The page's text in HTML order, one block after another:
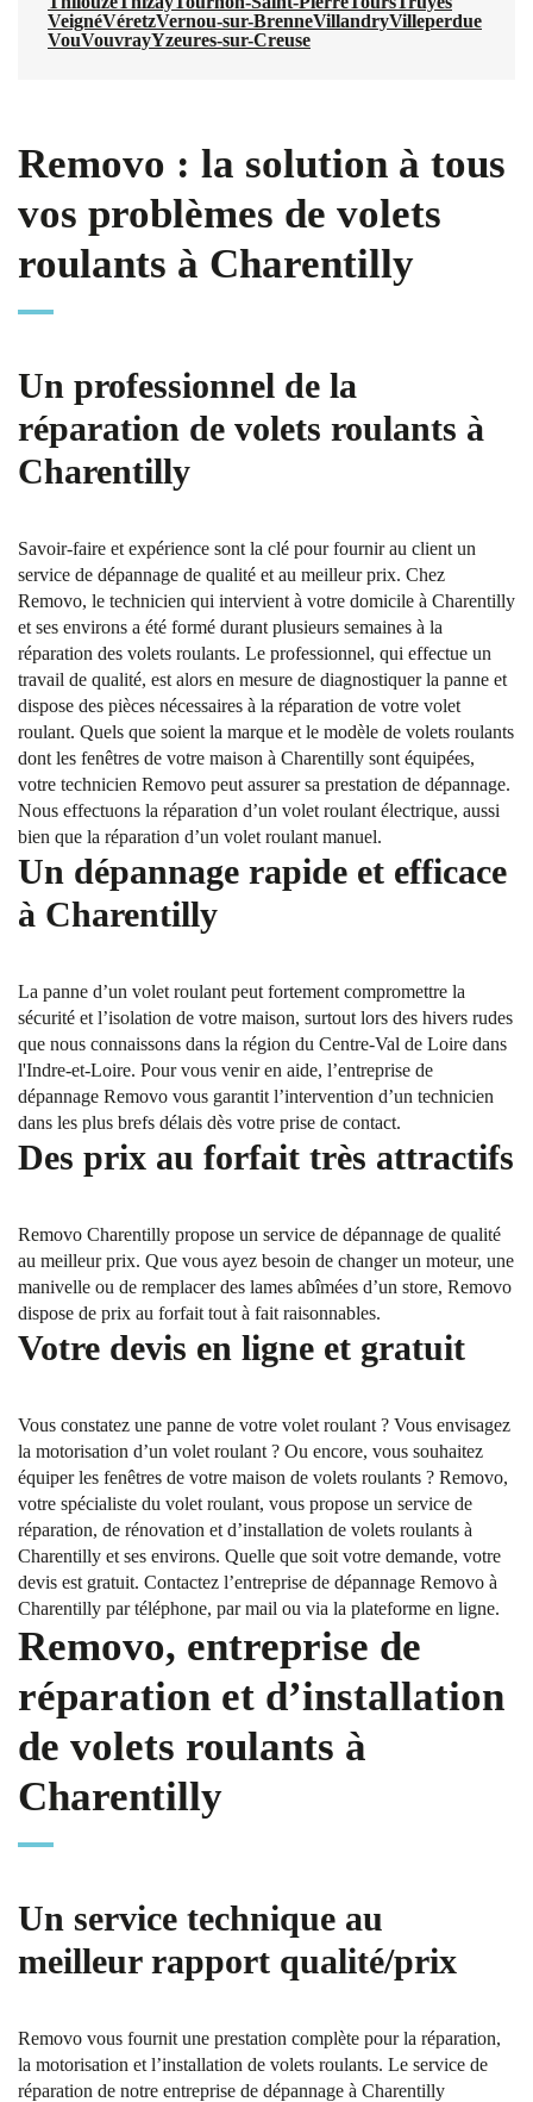
VeignéVéretzVernou-sur-BrenneVillandryVilleperdue
VouVouvrayYzeures-sur-Creuse
Removo : la solution à tous
vos problèmes de volets
roulants à Charentilly
Un professionnel de la
réparation de volets roulants à
Charentilly
Savoir-faire et expérience sont la clé pour fournir au client un
service de dépannage de qualité et au meilleur prix. Chez
Removo, le technicien qui intervient à votre domicile à Charentilly
et ses environs a été formé durant plusieurs semaines à la
réparation des volets roulants. Le professionnel, qui effectue un
travail de qualité, est alors en mesure de diagnostiquer la panne et
dispose des pièces nécessaires à la réparation de votre volet
roulant. Quels que soient la marque et le modèle de volets roulants
dont les fenêtres de votre maison à Charentilly sont équipées,
votre technicien Removo peut assurer sa prestation de dépannage.
Nous effectuons la réparation d’un volet roulant électrique, aussi
bien que la réparation d’un volet roulant manuel.
Un dépannage rapide et efficace
à Charentilly
La panne d’un volet roulant peut fortement compromettre la
sécurité et l’isolation de votre maison, surtout lors des hivers rudes
que nous connaissons dans la région du Centre-Val de Loire dans
l'Indre-et-Loire. Pour vous venir en aide, l’entreprise de
dépannage Removo vous garantit l’intervention d’un technicien
dans les plus brefs délais dès votre prise de contact.
Des prix au forfait très attractifs
Removo Charentilly propose un service de dépannage de qualité
au meilleur prix. Que vous ayez besoin de changer un moteur, une
manivelle ou de remplacer des lames abîmées d’un store, Removo
dispose de prix au forfait tout à fait raisonnables.
Votre devis en ligne et gratuit
Vous constatez une panne de votre volet roulant ? Vous envisagez
la motorisation d’un volet roulant ? Ou encore, vous souhaitez
équiper les fenêtres de votre maison de volets roulants ? Removo,
votre spécialiste du volet roulant, vous propose un service de
réparation, de rénovation et d’installation de volets roulants à
Charentilly et ses environs. Quelle que soit votre demande, votre
devis est gratuit. Contactez l’entreprise de dépannage Removo à
Charentilly par téléphone, par mail ou via la plateforme en ligne.
Removo, entreprise de
réparation et d’installation
de volets roulants à
Charentilly
Un service technique au
meilleur rapport qualité/prix
Removo vous fournit une prestation complète pour la réparation,
la motorisation et l’installation de volets roulants. Le service de
réparation de notre entreprise de dépannage à Charentilly